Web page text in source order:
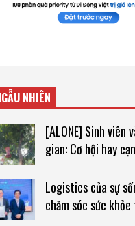
NHIÊN
[ALONE] Sinh viên
gian: Cơ hội hay
Logistics của sự
chăm sóc sức